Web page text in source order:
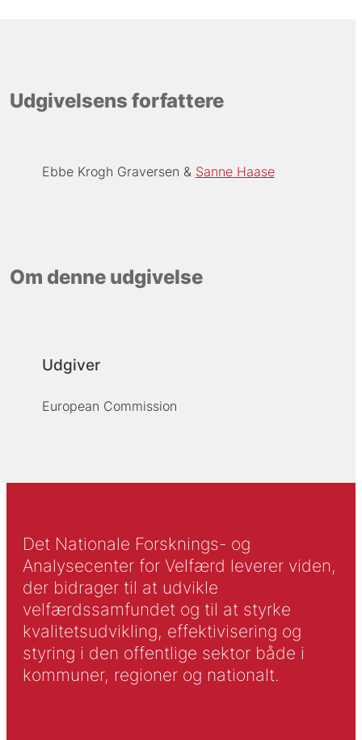
Udgivelsens forfattere
Ebbe Krogh Graversen Sanne Haase
Om denne udgivelse
Udgiver
European Commission
Det Nationale Forsknings- og
Analysecenter for Velfærd leverer viden,
der bidrager til at udvikle
velfærdssamfundet og til at styrke
kvalitetsudvikling, effektivisering og
styring i den offentlige sektor både i
kommuner, regioner og nationalt.